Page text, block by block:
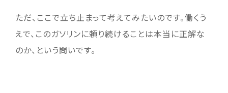
ただ、ここで立ち止まって考えてみたいのです。働くう
えで、このガソリンに頼り続けることは本当に正解な
のか、という問いです。